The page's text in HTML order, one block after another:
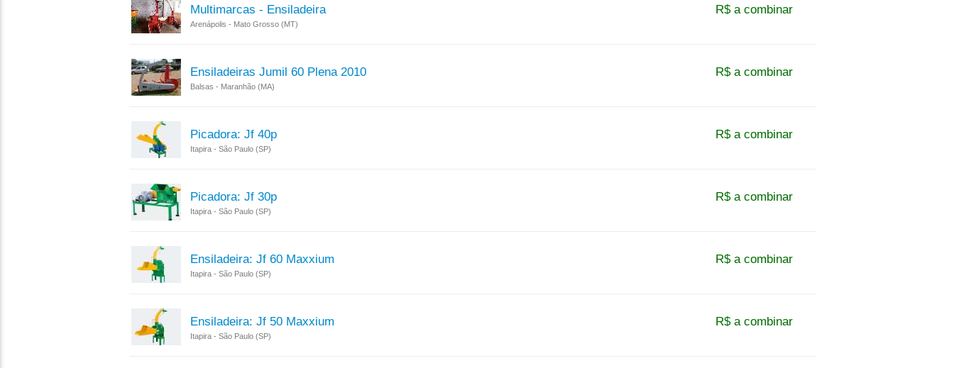
Multimarcas - Ensiladeira
Arenápolis - Mato Grosso (MT)
R$ a combinar
Ensiladeiras Jumil 60 Plena 2010
Balsas - Maranhão (MA)
R$ a combinar
Picadora: Jf 40p
Itapira - São Paulo (SP)
R$ a combinar
Picadora: Jf 30p
Itapira - São Paulo (SP)
R$ a combinar
Ensiladeira: Jf 60 Maxxium
Itapira - São Paulo (SP)
R$ a combinar
Ensiladeira: Jf 50 Maxxium
Itapira - São Paulo (SP)
R$ a combinar